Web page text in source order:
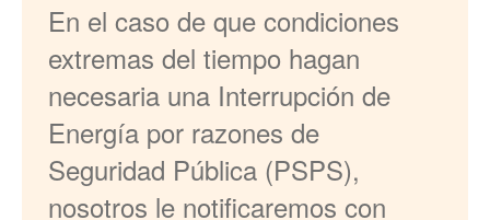
En el caso de que condiciones
extremas del tiempo hagan
necesaria una Interrupción de
Energía por razones de
Seguridad Pública (PSPS),
nosotros le notificaremos con